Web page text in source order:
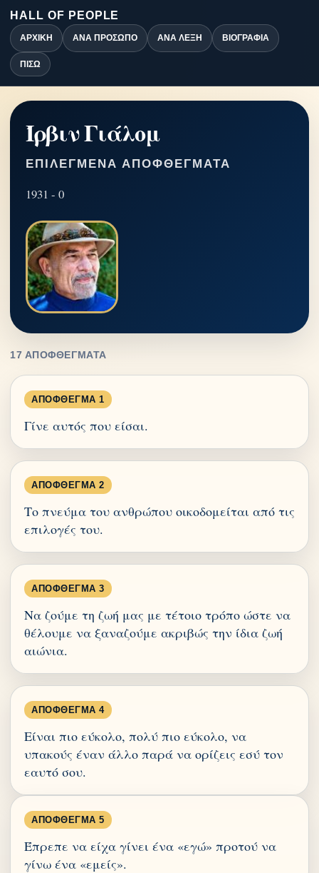
HALL OF PEOPLE
ΑΡΧΙΚΉ ΑΝΆ ΠΡΌΣΩΠΟ ΑΝΆ ΛΈΞΗ ΒΙΟΓΡΑΦΊΑ
ΠΊΣΩ
Ίρβιν Γιάλομ
ΕΠΙΛΕΓΜΈΝΑ ΑΠΟΦΘΈΓΜΑΤΑ
1931 - 0
17 ΑΠΟΦΘΈΓΜΑΤΑ
ΑΠΌΦΘΕΓΜΑ 1
Γίνε αυτός που είσαι.
ΑΠΌΦΘΕΓΜΑ 2
Το πνεύμα του ανθρώπου οικοδομείται από τις
επιλογές του.
ΑΠΌΦΘΕΓΜΑ 3
Να ζούμε τη ζωή μας με τέτοιο τρόπο ώστε να
θέλουμε να ξαναζούμε ακριβώς την ίδια ζωή
αιώνια.
ΑΠΌΦΘΕΓΜΑ 4
Είναι πιο εύκολο, πολύ πιο εύκολο, να
υπακούς έναν άλλο παρά να ορίζεις εσύ τον
εαυτό σου.
ΑΠΌΦΘΕΓΜΑ 5
Έπρεπε να είχα γίνει ένα «εγώ» προτού να
γίνω ένα «εμείς».